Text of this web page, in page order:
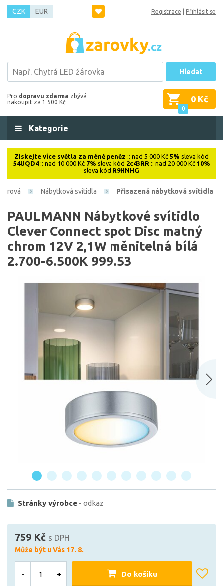
CZK EUR Registrace Přihlásit se
Hledat
Pro dopravu zdarma zbývá
nakoupit za 1 500 Kč
0
0 Kč
Kategorie
Získejte více světla za méně peněz :: nad 5 000 Kč 5% sleva kód
54UQD4:: nad 10 000 Kč 7% sleva kód 2c43RR :: nad 20 000 Kč 10%
sleva kód R9HNHG
Nábytková svítidla Přisazená nábytková svítidla
PAULMANN Nábytkové svítidlo
Clever Connect spot Disc matný
chrom 12V 2,1W měnitelná bílá
2.700-6.500K 999.53
Stránky výrobce - odkaz
759 Kč s DPH
Může být u Vás 17. 8.
- + Do košíku